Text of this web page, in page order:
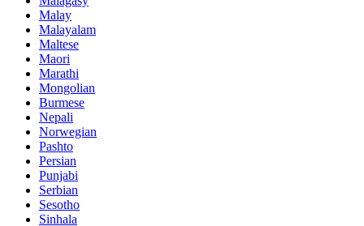
Malay
Malayalam
Maltese
Maori
Marathi
Mongolian
Burmese
Nepali
Norwegian
Pashto
Persian
Punjabi
Serbian
Sesotho
Sinhala